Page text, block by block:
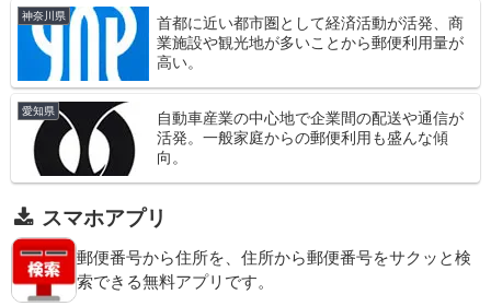
神奈川県
首都に近い都市圏として経済活動が活発、商
業施設や観光地が多いことから郵便利用量が
高い。
愛知県
自動車産業の中心地で企業間の配送や通信が
活発。一般家庭からの郵便利用も盛んな傾
向。
スマホアプリ
郵便番号から住所を、住所から郵便番号をサクッと検
索できる無料アプリです。